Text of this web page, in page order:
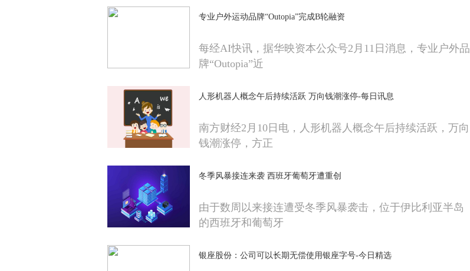
专业户外运动品牌“Outopia”完成B轮融资
每经AI快讯，据华映资本公众号2月11日消息，专业户外品
牌“Outopia”近
人形机器人概念午后持续活跃 万向钱潮涨停-每日讯息
南方财经2月10日电，人形机器人概念午后持续活跃，万向
钱潮涨停，方正
冬季风暴接连来袭 西班牙葡萄牙遭重创
由于数周以来接连遭受冬季风暴袭击，位于伊比利亚半岛
的西班牙和葡萄牙
银座股份：公司可以长期无偿使用银座字号-今日精选